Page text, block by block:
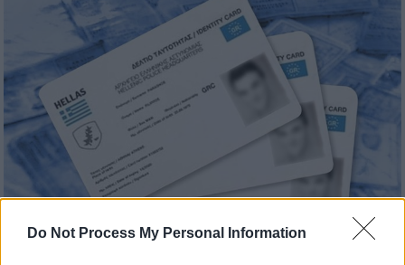
Do Not Process My Personal Information